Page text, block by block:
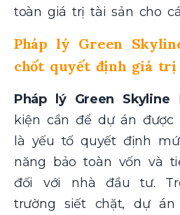
toàn giá trị tài sản cho
Pháp lý Green
chốt quyết định giá trị
Pháp lý Green Skyline
kiện cần để dự án được
là yếu tố quyết định
năng bảo toàn vốn và
đối với nhà đầu tư.
trường siết chặt, dự